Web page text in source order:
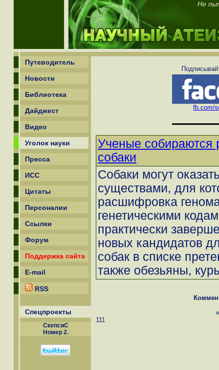
Не
Путеводитель
Новости
Библиотека
Дайджест
Видео
Уголок науки
Пресса
ИСС
Цитаты
Персоналии
Ссылки
Форум
Поддержка сайта
E-mail
RSS
Спецпроекты
СкепсиС
Номер 2.
fb.com/
Ученые собираются
собаки
Собаки могут
существами, для
расшифровка
генетическими
практически
новых кандидатов
собак в списке
также обезьяны,
111